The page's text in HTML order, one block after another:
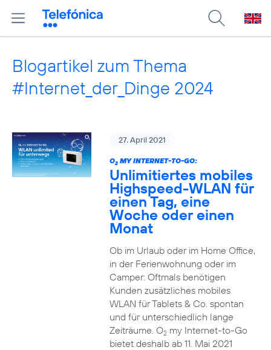
Blogartikel zum Thema
#Internet_der_Dinge 2024
27. April 2021
O2MY INTERNET-TO-GO:
Unlimitiertes mobiles
Highspeed-WLAN für
einen Tag, eine
Woche oder einen
Monat
Ob im Urlaub oder im Home Office,
in der Ferienwohnung oder im
Camper: Oftmals benötigen
Kunden zusätzliches mobiles
WLAN für Tablets & Co. spontan
und für unterschiedlich lange
Zeiträume. O2my Internet-to-Go
bietet deshalb ab 11. Mai 2021